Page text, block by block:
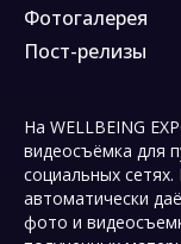
Фотогалерея
Пост-релизы
На WELLBEING
видеосъёмка для
социальных
автоматически
фото и